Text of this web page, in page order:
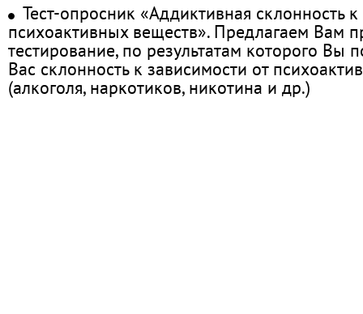
Тест-опросник «Аддиктивная склонность
психоактивных веществ». Предлагаем Вам
тестирование, по результатам которого Вы
Вас склонность к зависимости от
(алкоголя, наркотиков, никотина и др.)